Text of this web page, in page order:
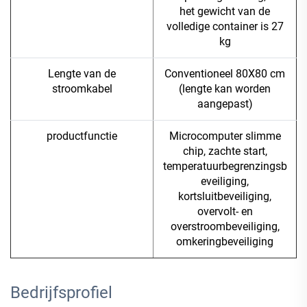
het gewicht van de
volledige container is 27
kg
Lengte van de
stroomkabel
Conventioneel 80X80 cm
(lengte kan worden
aangepast)
productfunctie
Microcomputer slimme
chip, zachte start,
temperatuurbegrenzingsb
eveiliging,
kortsluitbeveiliging,
overvolt- en
overstroombeveiliging,
omkeringbeveiliging
Bedrijfsprofiel